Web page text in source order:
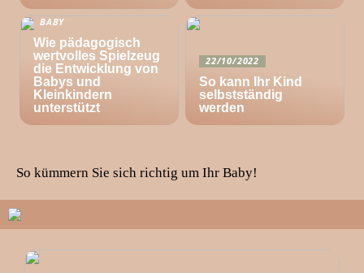
BABY
Wie pädagogisch
wertvolles Spielzeug
die Entwicklung von
Babys und
Kleinkindern
unterstützt
22/10/2022
So kann Ihr Kind
selbstständig
werden
So kümmern Sie sich richtig um Ihr Baby!